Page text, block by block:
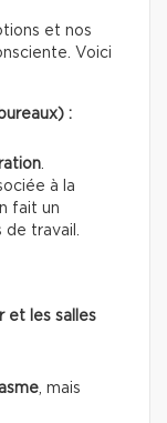
et nos
Voici
:
à la
fait un
travail.
et les salles
, mais